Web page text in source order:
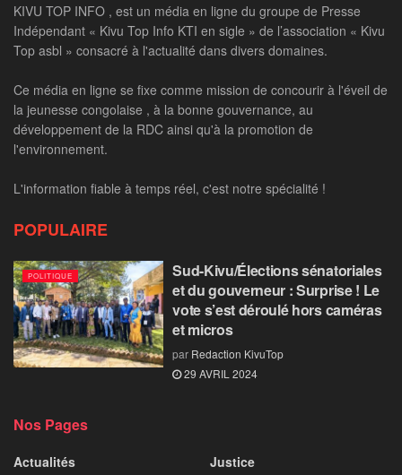
KIVU TOP INFO , est un média en ligne du groupe de Presse
Indépendant « Kivu Top Info KTI en sigle » de l’association « Kivu
Top asbl » consacré à l'actualité dans divers domaines.
Ce média en ligne se fixe comme mission de concourir à l'éveil de
la jeunesse congolaise , à la bonne gouvernance, au
développement de la RDC ainsi qu'à la promotion de
l'environnement.
L'information fiable à temps réel, c'est notre spécialité !
POPULAIRE
POLITIQUE
Sud-Kivu/Élections sénatoriales
et du gouverneur : Surprise ! Le
vote s’est déroulé hors caméras
et micros
par Redaction KivuTop
29 AVRIL 2024
Nos Pages
Actualités Justice